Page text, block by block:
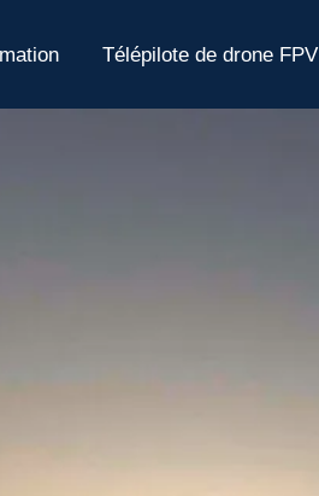
Télépilote de drone FPV